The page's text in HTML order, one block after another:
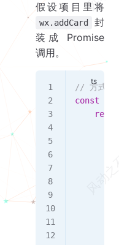
假设项目里将
wx.addCard
封
装成 Promise
调用。
// 方式一
const